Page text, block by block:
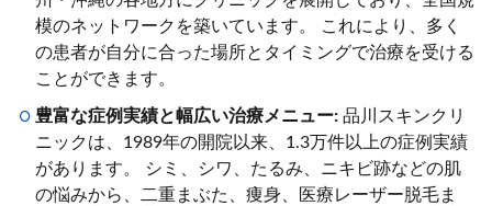
模のネットワークを築いています。 これにより、多く
の患者が自分に合った場所とタイミングで治療を受ける
ことができます。
豊富な症例実績と幅広い治療メニュー: 品川スキンクリ
ニックは、1989年の開院以来、1.3万件以上の症例実績
があります。 シミ、シワ、たるみ、ニキビ跡などの肌
の悩みから、二重まぶた、痩身、医療レーザー脱毛ま